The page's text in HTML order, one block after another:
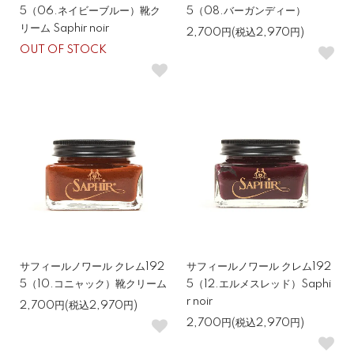
5（06.ネイビーブルー）靴ク
リーム Saphir noir
OUT OF STOCK
5（08.バーガンディー）
2,700円(税込2,970円)
サフィールノワール クレム192
5（10.コニャック）靴クリーム
2,700円(税込2,970円)
サフィールノワール クレム192
5（12.エルメスレッド）Saphi
r noir
2,700円(税込2,970円)